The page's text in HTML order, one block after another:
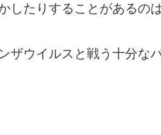
したりすることがあるの
ザウイルスと戦う十分な